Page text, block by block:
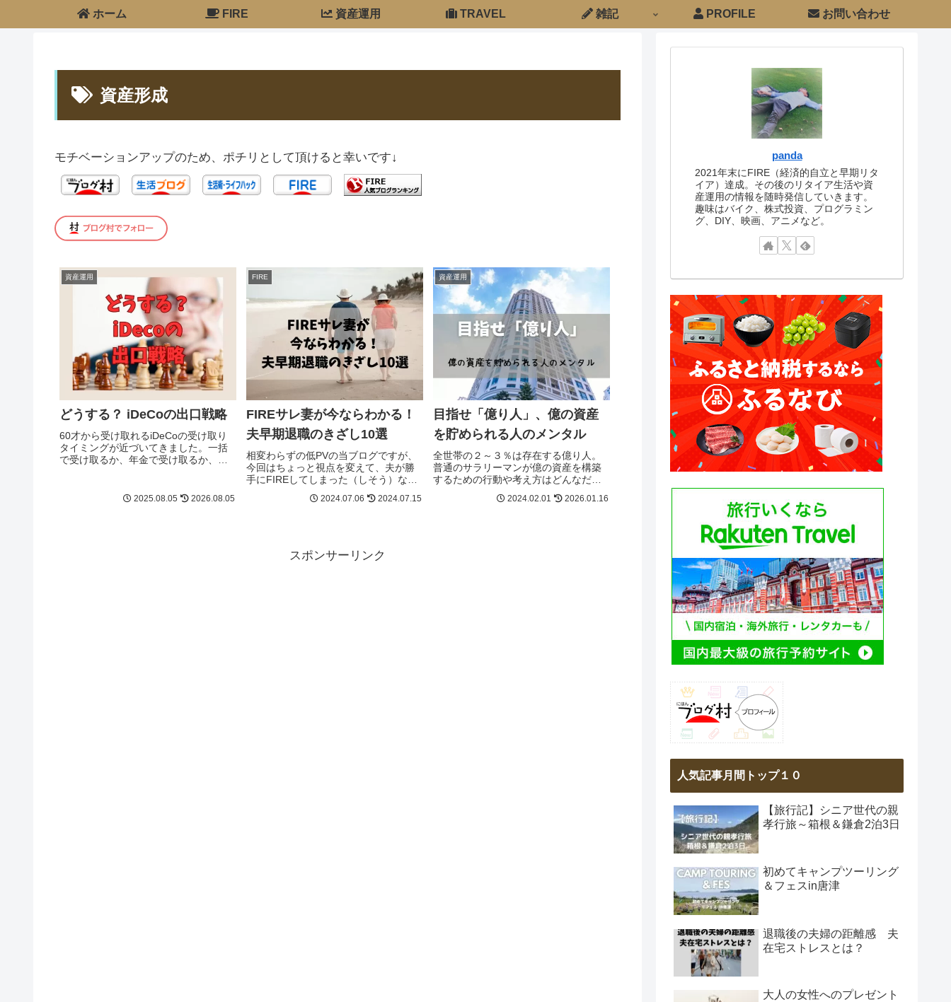
ホーム FIRE 資産運用 TRAVEL 雑記 PROFILE お問い合わせ
資産形成
モチベーションアップのため、ポチリとして頂けると幸いです↓
資産運用
どうする？ iDeCoの出口戦略
60才から受け取れるiDeCoの受け取り
タイミングが近づいてきました。一括
で受け取るか、年金で受け取るか、受
2025.08.05 2026.08.05
FIRE
FIREサレ妻が今ならわかる！
夫早期退職のきざし10選
相変わらずの低PVの当ブログですが、
今回はちょっと視点を変えて、夫が勝
手にFIREしてしまった（しそう）な妻
の立場から考えてみます。僕が仕事辞
めるって予感はあった？予感はあった
2024.07.06 2024.07.15
資産運用
目指せ「億り人」、億の資産
を貯められる人のメンタル
全世帯の２～３％は存在する億り人。
普通のサラリーマンが億の資産を構築
するための行動や考え方はどんなだろ
2024.02.01 2026.01.16
スポンサーリンク
panda
2021年末にFIRE（経済的自立と早期リタ
イア）達成。その後のリタイア生活や資
産運用の情報を随時発信していきます。
趣味はバイク、株式投資、プログラミン
グ、DIY、映画、アニメなど。
人気記事月間トップ１０
【旅行記】シニア世代の親
孝行旅～箱根＆鎌倉2泊3日
初めてキャンプツーリング
＆フェスin唐津
退職後の夫婦の距離感 夫
在宅ストレスとは？
大人の女性へのプレゼント